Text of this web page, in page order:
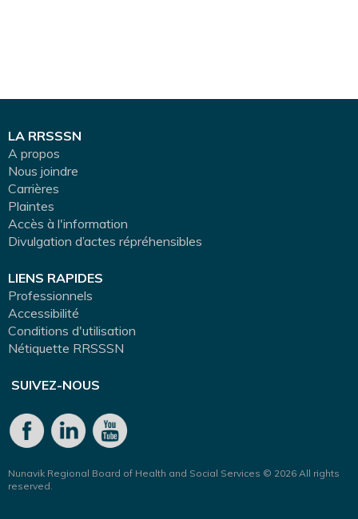
LA RRSSSN
A propos
Nous joindre
Carrières
Plaintes
Accès à l'information
Divulgation d’actes répréhensibles
LIENS RAPIDES
Professionnels
Accessibilité
Conditions d'utilisation
Nétiquette RRSSSN
SUIVEZ-NOUS
Nunavik Regional Board of Health and Social Services © 2026 All rights
reserved.